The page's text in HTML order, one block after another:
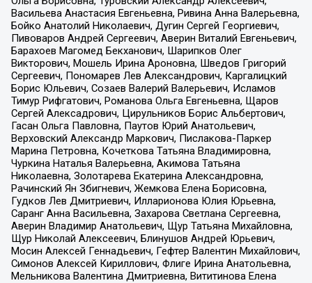
Васильева Анастасия Евгеньевна, Ривина Анна Валерьевна,
Бойко Анатолий Николаевич, Дугин Сергей Георгиевич,
Пивоваров Андрей Сергеевич, Аверин Виталий Евгеньевич,
Барахоев Магомед Бекханович, Шарипков Олег
Викторович, Мошель Ирина Ароновна, Шведов Григорий
Сергеевич, Пономарев Лев Александрович, Каргалицкий
Борис Юльевич, Созаев Валерий Валерьевич, Исламов
Тимур Рифгатович, Романова Ольга Евгеньевна, Щаров
Сергей Алексадрович, Цирульников Борис Альбертович,
Гасан Ольга Павловна, Паутов Юрий Анатольевич,
Верховский Александр Маркович, Пислакова-Паркер
Марина Петровна, Кочеткова Татьяна Владимировна,
Чуркина Наталья Валерьевна, Акимова Татьяна
Николаевна, Золотарева Екатерина Александровна,
Рачинский Ян Збигневич, Жемкова Елена Борисовна,
Гудков Лев Дмитриевич, Илларионова Юлия Юрьевна,
Саранг Анна Васильевна, Захарова Светлана Сергеевна,
Аверин Владимир Анатольевич, Щур Татьяна Михайловна,
Щур Николай Алексеевич, Блинушов Андрей Юрьевич,
Мосин Алексей Геннадьевич, Гефтер Валентин Михайлович,
Симонов Алексей Кириллович, Флиге Ирина Анатольевна,
Мельникова Валентина Дмитриевна, Вититинова Елена